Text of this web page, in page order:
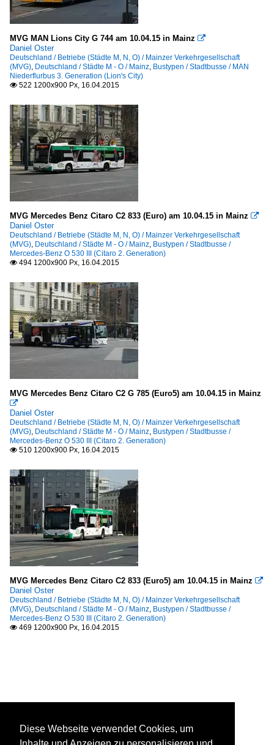
MVG MAN Lions City G 744 am 10.04.15 in Mainz 
Daniel Oster
Deutschland / Betriebe (Städte M, N, O) / Mainzer Verkehrgesellschaft
(MVG), Deutschland / Städte M - O / Mainz, Bustypen / Stadtbusse / MAN
Niederflurbus 3. Generation (Lion's City)
 522 1200x900 Px, 16.04.2015
MVG Mercedes Benz Citaro C2 833 (Euro) am 10.04.15 in Mainz 
Daniel Oster
Deutschland / Betriebe (Städte M, N, O) / Mainzer Verkehrgesellschaft
(MVG), Deutschland / Städte M - O / Mainz, Bustypen / Stadtbusse /
Mercedes-Benz O 530 III (Citaro 2. Generation)
 494 1200x900 Px, 16.04.2015
MVG Mercedes Benz Citaro C2 G 785 (Euro5) am 10.04.15 in Mainz

Daniel Oster
Deutschland / Betriebe (Städte M, N, O) / Mainzer Verkehrgesellschaft
(MVG), Deutschland / Städte M - O / Mainz, Bustypen / Stadtbusse /
Mercedes-Benz O 530 III (Citaro 2. Generation)
 510 1200x900 Px, 16.04.2015
MVG Mercedes Benz Citaro C2 833 (Euro5) am 10.04.15 in Mainz 
Daniel Oster
Deutschland / Betriebe (Städte M, N, O) / Mainzer Verkehrgesellschaft
(MVG), Deutschland / Städte M - O / Mainz, Bustypen / Stadtbusse /
Mercedes-Benz O 530 III (Citaro 2. Generation)
 469 1200x900 Px, 16.04.2015
Diese Webseite verwendet Cookies, um